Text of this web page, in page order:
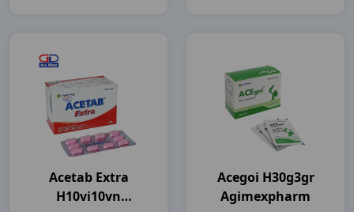
Acetab Extra
H10vi10vn
Acegoi H30g3gr
Agimexpharm